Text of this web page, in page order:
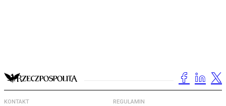
KONTAKT REGULAMIN